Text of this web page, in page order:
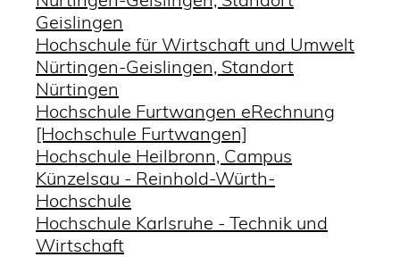
Geislingen
Hochschule für Wirtschaft und Umwelt
Nürtingen-Geislingen, Standort
Nürtingen
Hochschule Furtwangen eRechnung
[Hochschule Furtwangen]
Hochschule Heilbronn, Campus
Künzelsau - Reinhold-Würth-
Hochschule
Hochschule Karlsruhe - Technik und
Wirtschaft